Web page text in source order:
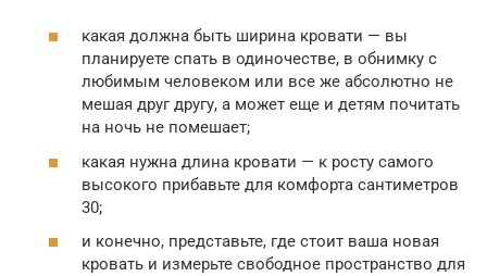
какая должна быть ширина кровати — вы
планируете спать в одиночестве, в обнимку с
любимым человеком или все же абсолютно не
мешая друг другу, а может еще и детям почитать
на ночь не помешает;
какая нужна длина кровати — к росту самого
высокого прибавьте для комфорта сантиметров
30;
и конечно, представьте, где стоит ваша новая
кровать и измерьте свободное пространство для